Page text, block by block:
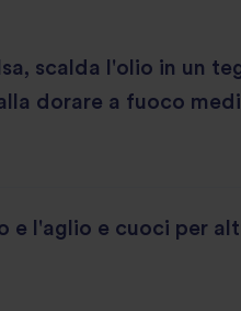
scalda l'olio in un
dorare a fuoco
e l'aglio e cuoci per